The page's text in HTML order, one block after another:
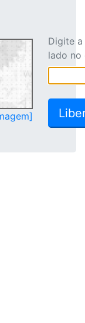
Digite
lado no